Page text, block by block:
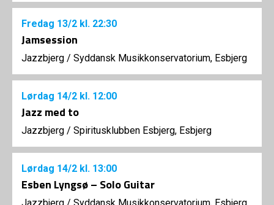
Fredag 13/2 kl. 22:30
Jamsession
Jazzbjerg / Syddansk Musikkonservatorium, Esbjerg
Lørdag 14/2 kl. 12:00
Jazz med to
Jazzbjerg / Spiritusklubben Esbjerg, Esbjerg
Lørdag 14/2 kl. 13:00
Esben Lyngsø – Solo Guitar